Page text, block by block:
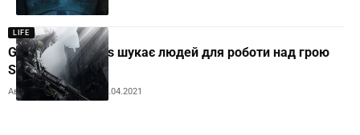
LIFE
GSC Game Worlds шукає людей для роботи над грою
STALKER
Автор: Andrew Orobets 26.04.2021